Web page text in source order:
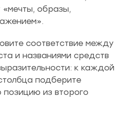
«мечты, образы,
соответствие между
и названиями средств
к каждой
подберите
из второго